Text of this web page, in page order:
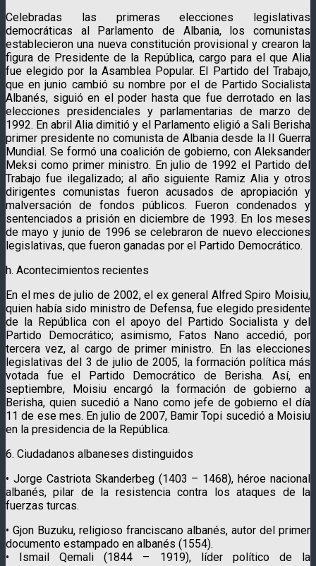
Celebradas las primeras elecciones legislativas
democráticas al Parlamento de Albania, los comunistas
establecieron una nueva constitución provisional y crearon la
figura de Presidente de la República, cargo para el que Alia
fue elegido por la Asamblea Popular. El Partido del Trabajo,
que en junio cambió su nombre por el de Partido Socialista
Albanés, siguió en el poder hasta que fue derrotado en las
elecciones presidenciales y parlamentarias de marzo de
1992. En abril Alia dimitió y el Parlamento eligió a Sali Berisha
primer presidente no comunista de Albania desde la II Guerra
Mundial. Se formó una coalición de gobierno, con Aleksander
Meksi como primer ministro. En julio de 1992 el Partido del
Trabajo fue ilegalizado; al año siguiente Ramiz Alia y otros
dirigentes comunistas fueron acusados de apropiación y
malversación de fondos públicos. Fueron condenados y
sentenciados a prisión en diciembre de 1993. En los meses
de mayo y junio de 1996 se celebraron de nuevo elecciones
legislativas, que fueron ganadas por el Partido Democrático.
h. Acontecimientos recientes
En el mes de julio de 2002, el ex general Alfred Spiro Moisiu,
quien había sido ministro de Defensa, fue elegido presidente
de la República con el apoyo del Partido Socialista y del
Partido Democrático; asimismo, Fatos Nano accedió, por
tercera vez, al cargo de primer ministro. En las elecciones
legislativas del 3 de julio de 2005, la formación política más
votada fue el Partido Democrático de Berisha. Así, en
septiembre, Moisiu encargó la formación de gobierno a
Berisha, quien sucedió a Nano como jefe de gobierno el día
11 de ese mes. En julio de 2007, Bamir Topi sucedió a Moisiu
en la presidencia de la República.
6. Ciudadanos albaneses distinguidos
• Jorge Castriota Skanderbeg (1403 – 1468), héroe nacional
albanés, pilar de la resistencia contra los ataques de la
fuerzas turcas.
• Gjon Buzuku, religioso franciscano albanés, autor del primer
documento estampado en albanés (1554).
• Ismail Qemali (1844 – 1919), líder político de la